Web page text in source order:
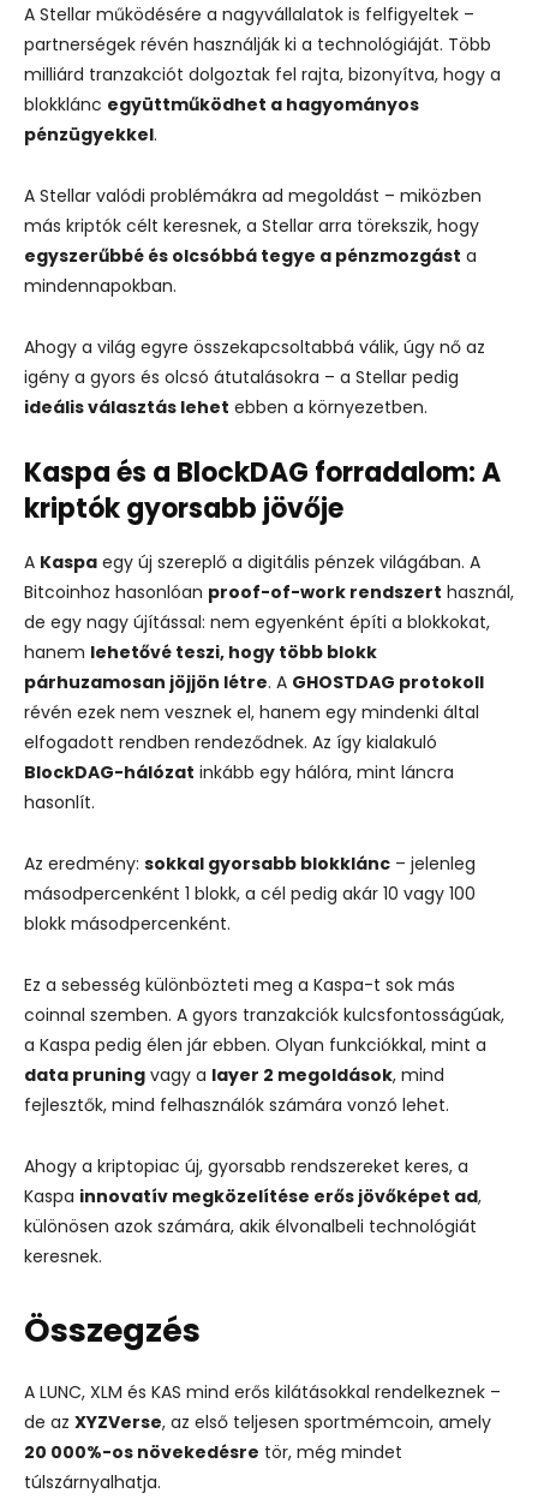
A Stellar működésére a nagyvállalatok is felfigyeltek –
partnerségek révén használják ki a technológiáját. Több
milliárd tranzakciót dolgoztak fel rajta, bizonyítva, hogy a
blokklánc együttműködhet a hagyományos
pénzügyekkel.
A Stellar valódi problémákra ad megoldást – miközben
más kriptók célt keresnek, a Stellar arra törekszik, hogy
egyszerűbbé és olcsóbbá tegye a pénzmozgást a
mindennapokban.
Ahogy a világ egyre összekapcsoltabbá válik, úgy nő az
igény a gyors és olcsó átutalásokra – a Stellar pedig
ideális választás lehet ebben a környezetben.
Kaspa és a BlockDAG forradalom: A
kriptók gyorsabb jövője
A Kaspa egy új szereplő a digitális pénzek világában. A
Bitcoinhoz hasonlóan proof-of-work rendszert használ,
de egy nagy újítással: nem egyenként építi a blokkokat,
hanem lehetővé teszi, hogy több blokk
párhuzamosan jöjjön létre. A GHOSTDAG protokoll
révén ezek nem vesznek el, hanem egy mindenki által
elfogadott rendben rendeződnek. Az így kialakuló
BlockDAG-hálózat inkább egy hálóra, mint láncra
hasonlít.
Az eredmény: sokkal gyorsabb blokklánc – jelenleg
másodpercenként 1 blokk, a cél pedig akár 10 vagy 100
blokk másodpercenként.
Ez a sebesség különbözteti meg a Kaspa-t sok más
coinnal szemben. A gyors tranzakciók kulcsfontosságúak,
a Kaspa pedig élen jár ebben. Olyan funkciókkal, mint a
data pruning vagy a layer 2 megoldások, mind
fejlesztők, mind felhasználók számára vonzó lehet.
Ahogy a kriptopiac új, gyorsabb rendszereket keres, a
Kaspa innovatív megközelítése erős jövőképet ad,
különösen azok számára, akik élvonalbeli technológiát
keresnek.
Összegzés
A LUNC, XLM és KAS mind erős kilátásokkal rendelkeznek –
de az XYZVerse, az első teljesen sportmémcoin, amely
20 000%-os növekedésre tör, még mindet
túlszárnyalhatja.